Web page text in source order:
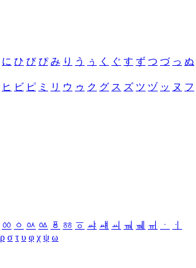
に ひ び ぴ み り う ぅ く ぐ す ず つ づ っ ぬ
ヒ ビ ピ ミ リ ウ ゥ ク グ ス ズ ツ ヅ ッ ヌ フ
ㆀ ㆁ ㆂ ㆃ ㆄ ㆅ ㆆ ㆇ ㆈ ㆉ ㆊ ㆋ ㆌ ㆍ
ㆎ
ρ σ τ υ φ χ ψ ω